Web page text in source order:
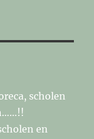
scholen
en